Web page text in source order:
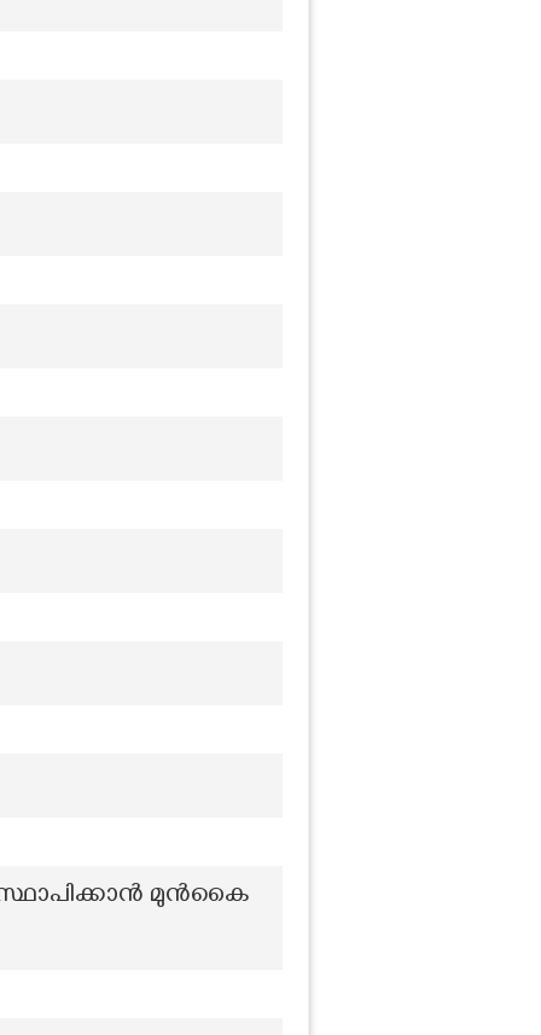
സ്ഥാപിക്കാൻ മുൻകൈ